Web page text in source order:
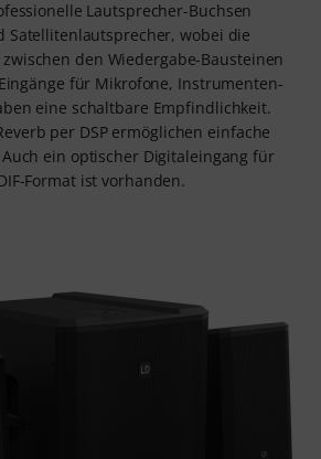
Lautsprecher-Buchsen
Satellitenlautsprecher, wobei die
den Wiedergabe-Bausteinen
für Mikrofone, Instrumenten-
eine schaltbare Empfindlichkeit.
per DSP ermöglichen einfache
ein optischer Digitaleingang für
Format ist vorhanden.